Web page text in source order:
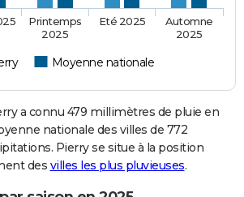
Moyenne nationale
Printemps
2025
Eté 2025
Automne
2025
a connu 479 millimètres de pluie en
nationale des villes de 772
Pierry se situe à la position
des villes les plus pluvieuses.